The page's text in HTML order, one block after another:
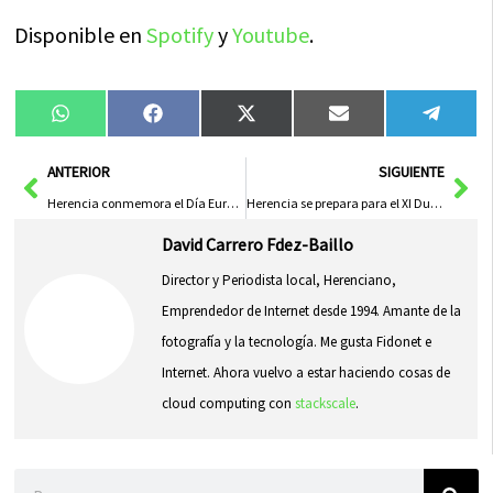
Disponible enSpotifyyYoutube.
Compartir
en
WhatsAppCompartir
en
FacebookCompartir
en
X
(Twitter)
Compartir
en
Email
en
AntANTERIOR
Herencia conmemora el Día Europeo en Memoria de las Víctimas del Terrorismo con un respetuoso minuto de silencio
SIGUIENTE
Herencia se prepara para el XI Duatlón-Cross: Una edición especial con enfoque escolar
David Carrero Fdez-Baillo
Director y Periodista local, Herenciano,
Emprendedor de Internet desde 1994. Amante de la
fotografía y la tecnología. Me gusta Fidonet e
Internet. Ahora vuelvo a estar haciendo cosas de
cloud computing con stackscale.